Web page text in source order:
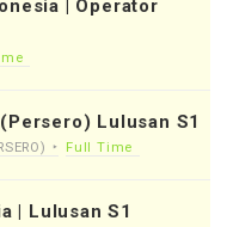
| Operator
Lulusan S1
Full Time
| Lulusan S1